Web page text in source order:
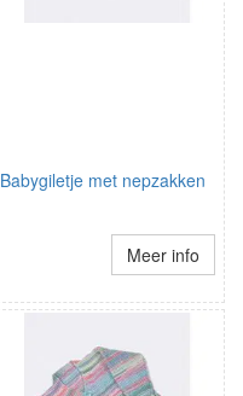
Babygiletje met nepzakken
Meer info